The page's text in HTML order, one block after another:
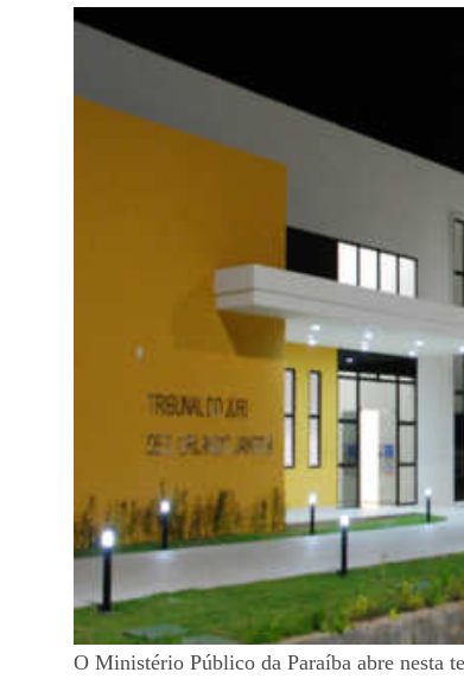
O Ministério Público da Paraíba abre nesta